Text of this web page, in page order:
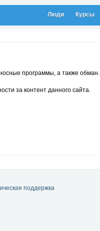
Люди Курсы
программы, а также обман.
за контент данного сайта.
поддержка